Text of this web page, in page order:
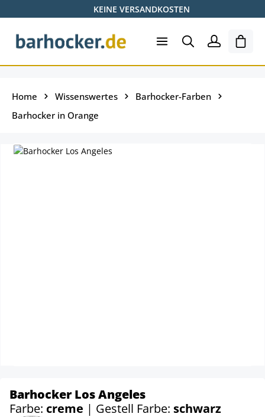
Zum Hauptinhalt springenKEINE VERSANDKOSTEN
Home Wissenswertes
Barhocker-Farben
Barhocker in Orange
Barhocker Los Angeles
Farbe: creme | Gestell Farbe: schwarz